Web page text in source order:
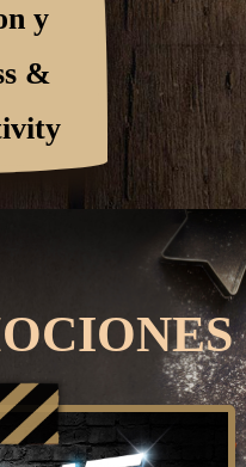
y
&